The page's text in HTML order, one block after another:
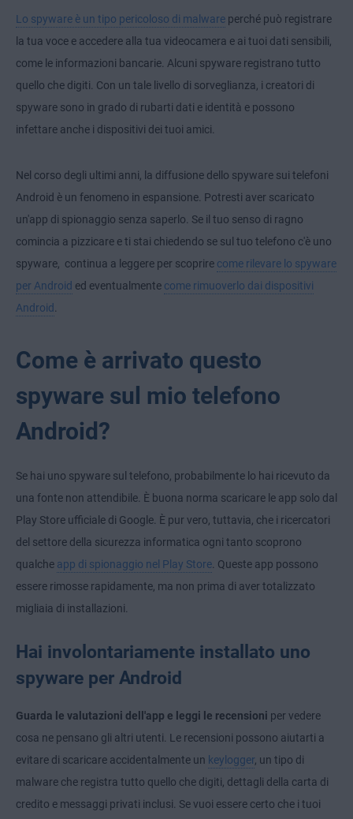
Lo spyware è un tipo pericoloso di malware perché può registrare
la tua voce e accedere alla tua videocamera e ai tuoi dati sensibili,
come le informazioni bancarie. Alcuni spyware registrano tutto
quello che digiti. Con un tale livello di sorveglianza, i creatori di
spyware sono in grado di rubarti dati e identità e possono
infettare anche i dispositivi dei tuoi amici.
Nel corso degli ultimi anni, la diffusione dello spyware sui telefoni
Android è un fenomeno in espansione. Potresti aver scaricato
un'app di spionaggio senza saperlo. Se il tuo senso di ragno
comincia a pizzicare e ti stai chiedendo se sul tuo telefono c'è uno
spyware, continua a leggere per scoprire come rilevare lo spyware
per Android ed eventualmente come rimuoverlo dai dispositivi
Android .
Come è arrivato questo
spyware sul mio telefono
Android?
Se hai uno spyware sul telefono, probabilmente lo hai ricevuto da
una fonte non attendibile. È buona norma scaricare le app solo dal
Play Store ufficiale di Google. È pur vero, tuttavia, che i ricercatori
del settore della sicurezza informatica ogni tanto scoprono
qualche app di spionaggio nel Play Store. Queste app possono
essere rimosse rapidamente, ma non prima di aver totalizzato
migliaia di installazioni.
Hai involontariamente installato uno
spyware per Android
Guarda le valutazioni dell'app e leggi le recensioni per vedere
cosa ne pensano gli altri utenti. Le recensioni possono aiutarti a
evitare di scaricare accidentalmente un keylogger, un tipo di
malware che registra tutto quello che digiti, dettagli della carta di
credito e messaggi privati inclusi. Se vuoi essere certo che i tuoi